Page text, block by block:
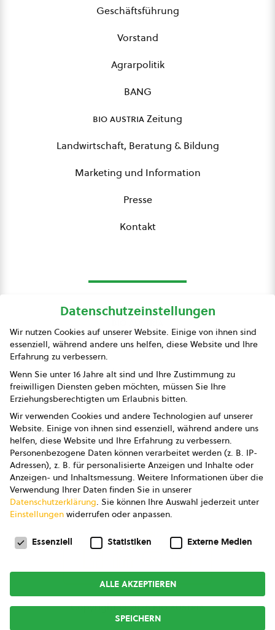
Geschäftsführung
Vorstand
Agrarpolitik
BANG
bio austriaZeitung
Landwirtschaft, Beratung & Bildung
Marketing und Information
Presse
Kontakt
Presse
Impressum
Datenschutz
AGB
AGB Marketing GmbH
AGB Bildung
Newsletter
Copyright © 2026bio austria
Datenschutzeinstellungen
Wir nutzen Cookies auf unserer Website. Einige von ihnen sind
essenziell, während andere uns helfen, diese Website und Ihre
Erfahrung zu verbessern.
Wenn Sie unter 16 Jahre alt sind und Ihre Zustimmung zu
freiwilligen Diensten geben möchten, müssen Sie Ihre
Erziehungsberechtigten um Erlaubnis bitten.
Wir verwenden Cookies und andere Technologien auf unserer
Website. Einige von ihnen sind essenziell, während andere uns
helfen, diese Website und Ihre Erfahrung zu verbessern.
Personenbezogene Daten können verarbeitet werden (z. B. IP-
Adressen), z. B. für personalisierte Anzeigen und Inhalte oder
Anzeigen- und Inhaltsmessung. Weitere Informationen über die
Verwendung Ihrer Daten finden Sie in unserer
Datenschutzerklärung. Sie können Ihre Auswahl jederzeit unter
Einstellungen widerrufen oder anpassen.
Datenschutzeinstellungen
Essenziell Statistiken Externe Medien
ALLE AKZEPTIEREN
SPEICHERN